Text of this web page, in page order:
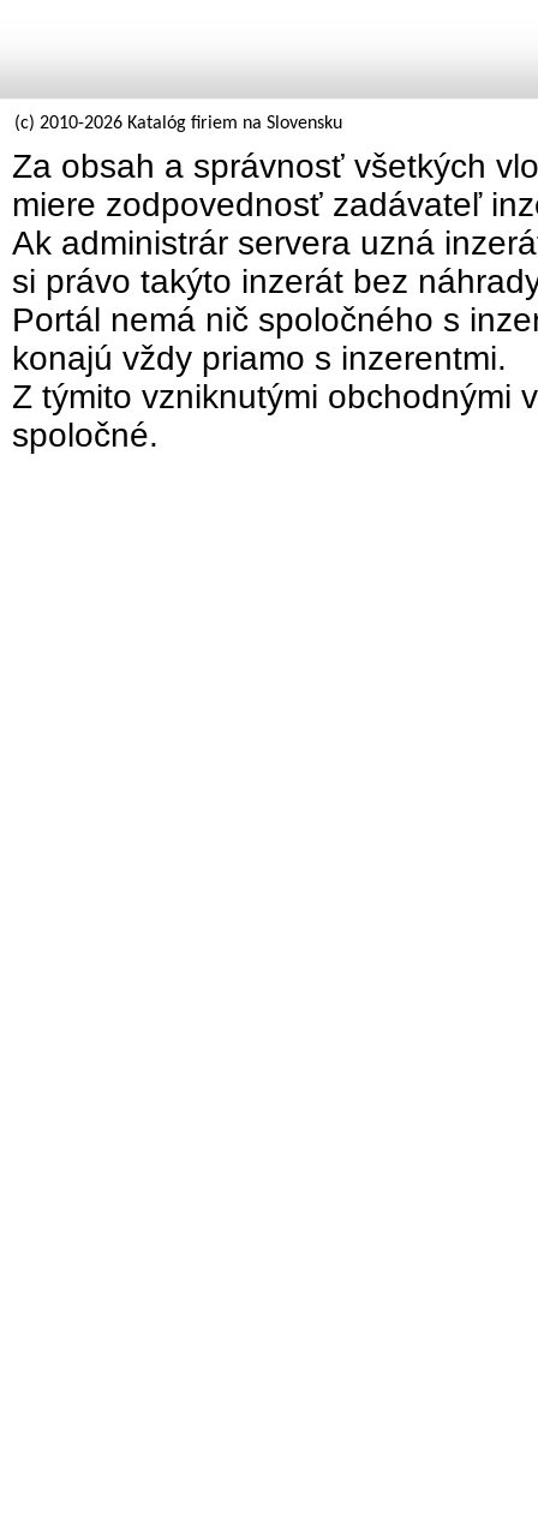
(c) 2010-2026 Katalóg firiem na Slovensku
Za obsah a správnosť všetkých
miere zodpovednosť zadávateľ
Ak administrár servera uzná
si právo takýto inzerát bez
Portál nemá nič spoločného s
konajú vždy priamo s inzerentmi.
Z týmito vzniknutými obchodnými
spoločné.